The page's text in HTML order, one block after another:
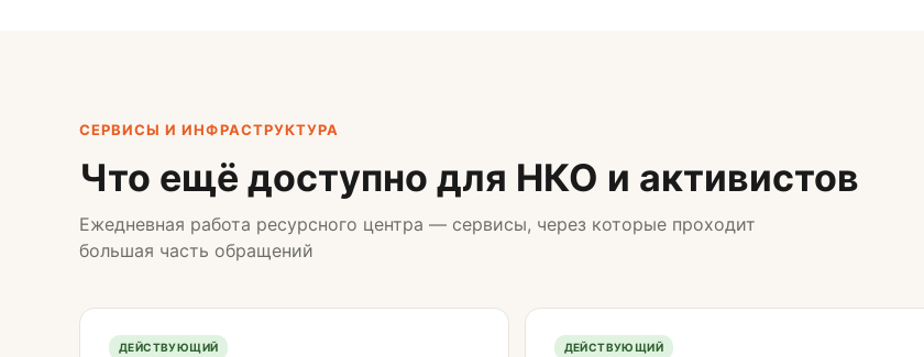
СЕРВИСЫ И ИНФРАСТРУКТУРА
Что ещё доступно для НКО и активистов
Ежедневная работа ресурсного центра — сервисы, через которые проходит
большая часть обращений
ДЕЙСТВУЮЩИЙ ДЕЙСТВУЮЩИЙ